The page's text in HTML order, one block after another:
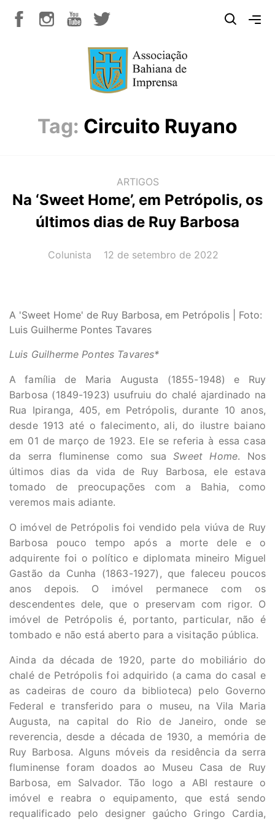
Tag: Circuito Ruyano
ARTIGOS
Na ‘Sweet Home’, em Petrópolis, os
últimos dias de Ruy Barbosa
AUTOR(A):
Colunista DATA:
12 de setembro de 2022
A 'Sweet Home' de Ruy Barbosa, em Petrópolis | Foto:
Luis Guilherme Pontes Tavares
Luis Guilherme Pontes Tavares*
A família de Maria Augusta (1855-1948) e Ruy
Barbosa (1849-1923) usufruiu do chalé ajardinado na
Rua Ipiranga, 405, em Petrópolis, durante 10 anos,
desde 1913 até o falecimento, ali, do ilustre baiano
em 01 de março de 1923. Ele se referia à essa casa
da serra fluminense como suaSweet Home. Nos
últimos dias da vida de Ruy Barbosa, ele estava
tomado de preocupações com a Bahia, como
veremos mais adiante.
O imóvel de Petrópolis foi vendido pela viúva de Ruy
Barbosa pouco tempo após a morte dele e o
adquirente foi o político e diplomata mineiro Miguel
Gastão da Cunha (1863-1927), que faleceu poucos
anos depois. O imóvel permanece com os
descendentes dele, que o preservam com rigor. O
imóvel de Petrópolis é, portanto, particular, não é
tombado e não está aberto para a visitação pública.
Ainda da década de 1920, parte do mobiliário do
chalé de Petrópolis foi adquirido (a cama do casal e
as cadeiras de couro da biblioteca) pelo Governo
Federal e transferido para o museu, na Vila Maria
Augusta, na capital do Rio de Janeiro, onde se
reverencia, desde a década de 1930, a memória de
Ruy Barbosa. Alguns móveis da residência da serra
fluminense foram doados ao Museu Casa de Ruy
Barbosa, em Salvador. Tão logo a ABI restaure o
imóvel e reabra o equipamento, que está sendo
requalificado pelo designer gaúcho Gringo Cardia,